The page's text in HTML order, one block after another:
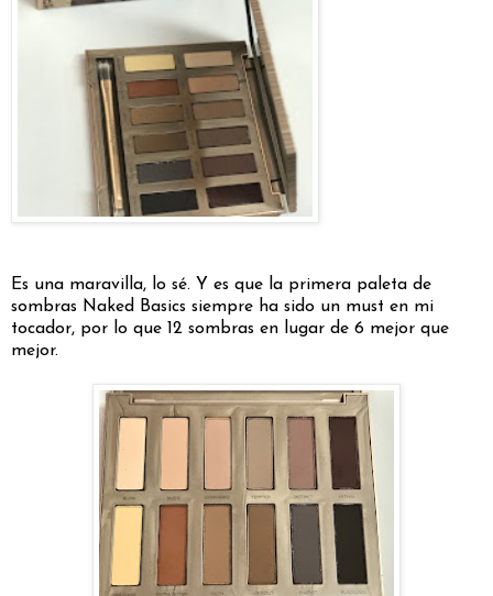
Es una maravilla, lo sé. Y es que la primera paleta de
sombras Naked Basics siempre ha sido un must en mi
tocador, por lo que 12 sombras en lugar de 6 mejor que
mejor.